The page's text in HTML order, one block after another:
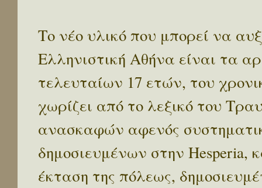
Το νέο υλικό που μπορεί να
Ελληνιστική Αθήνα είναι τα
τελευταίων 17 ετών, του
χωρίζει από το λεξικό του
ανασκαφών αφενός
δημοσιευμένων στην Hesperia,
έκταση της πόλεως,